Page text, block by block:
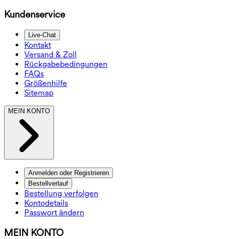
Kundenservice
Live-Chat
Kontakt
Versand & Zoll
Rückgabebedingungen
FAQs
Größenhilfe
Sitemap
MEIN KONTO
Anmelden oder Registrieren
Bestellverlauf
Bestellung verfolgen
Kontodetails
Passwort ändern
MEIN KONTO